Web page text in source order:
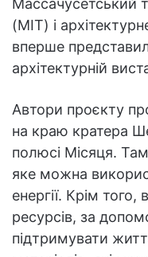
Массачусетський
(MIT) і
вперше
архітектурній
Автори проєкту
на краю кратера
полюсі Місяця.
яке можна
енергії. Крім того,
ресурсів, за
підтримувати